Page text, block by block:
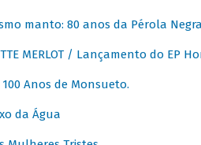
manto: 80 anos da Pérola Negra
MERLOT / Lançamento do EP
100 Anos de Monsueto.
da Água